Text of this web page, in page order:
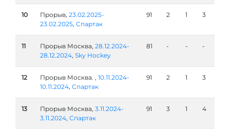
10 Прорыв, 23.02.2025-
23.02.2025, Спартак
91 2 1 3
11 Прорыв Москва, 28.12.2024-
28.12.2024, Sky Hockey
81 - - -
12 Прорыв Москва. , 10.11.2024-
10.11.2024, Спартак
91 2 1 3
13 Прорыв Москва, 3.11.2024-
3.11.2024, Спартак
91 3 1 4